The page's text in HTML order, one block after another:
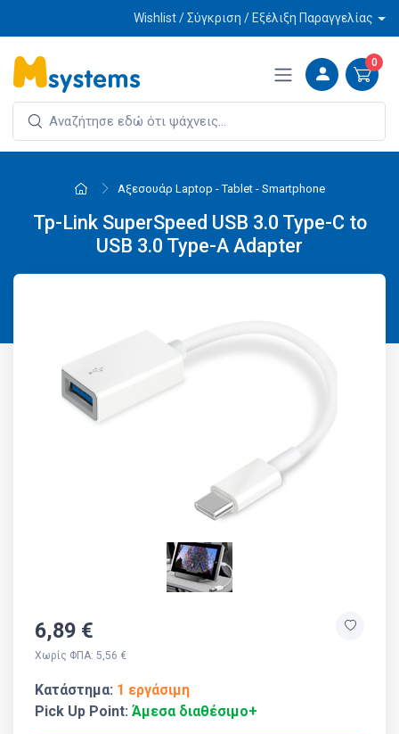
Wishlist / Σύγκριση / Εξέλιξη Παραγγελίας
0
Αξεσουάρ Laptop - Tablet - Smartphone
Tp-Link SuperSpeed USB 3.0 Type-C to
USB 3.0 Type-A Adapter
6,89 €
Χωρίς ΦΠΑ: 5,56 €
Κατάστημα: 1 εργάσιμη
Pick Up Point: Άμεσα διαθέσιμο+